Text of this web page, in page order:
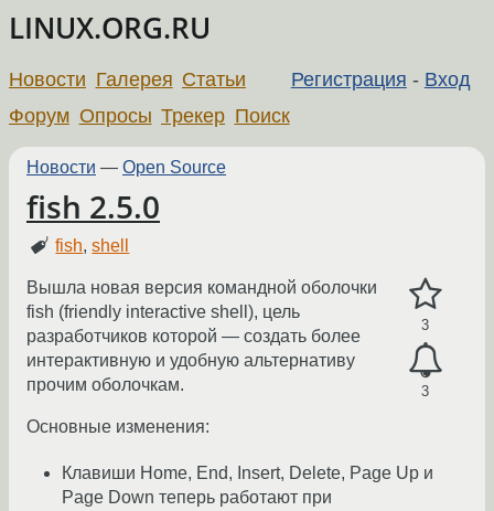
LINUX.ORG.RU
Регистрация - Вход
Новости Галерея Статьи
Форум Опросы Трекер Поиск
Новости — Open Source
fish 2.5.0
fish,shell
3
3
Вышла новая версия командной оболочки
fish (friendly interactive shell), цель
разработчиков которой — создать более
интерактивную и удобную альтернативу
прочим оболочкам.
Основные изменения:
Клавиши Home, End, Insert, Delete, Page Up и
Page Down теперь работают при